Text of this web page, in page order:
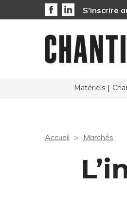
S’inscrire
Matériels
Accueil Marchés